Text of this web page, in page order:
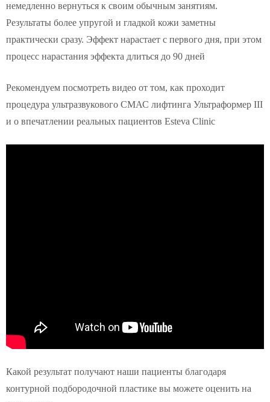
немедленно вернуться к своим обычным занятиям.
Результаты более упругой и гладкой кожи заметны
практически сразу. Эффект нарастает с первого дня, при этом
процесс нарастания эффекта длиться до 90 дней
Рекомендуем посмотреть видео от том, как проходит
процедура ультразвукового СМАС лифтинга Ультраформер III
и о впечатлении реальных пациентов Esteva Clinic
Какой результат получают наши пациенты благодаря
контурной подбородочной пластике вы можете оценить на